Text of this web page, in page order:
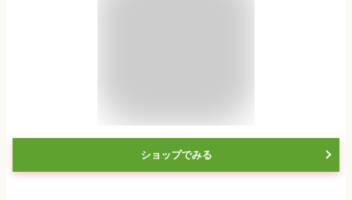
ショップでみる